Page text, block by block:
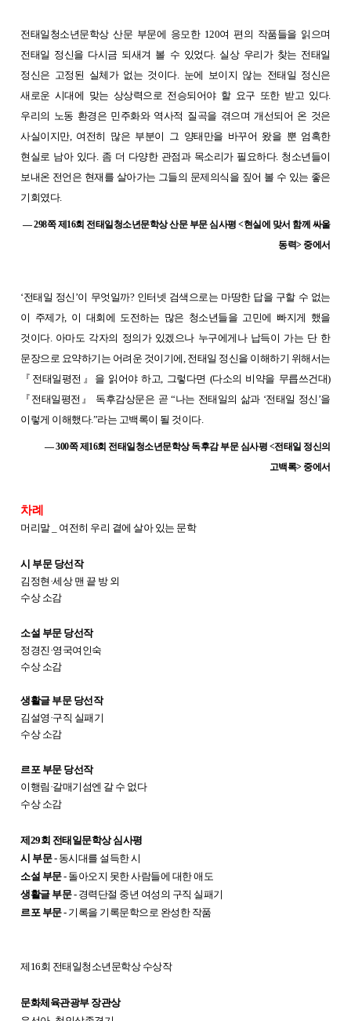
전태일청소년문학상 산문 부문에 응모한 120여 편의 작품들을 읽으며
전태일 정신을 다시금 되새겨 볼 수 있었다. 실상 우리가 찾는 전태일
정신은 고정된 실체가 없는 것이다. 눈에 보이지 않는 전태일 정신은
새로운 시대에 맞는 상상력으로 전승되어야 할 요구 또한 받고 있다.
우리의 노동 환경은 민주화와 역사적 질곡을 겪으며 개선되어 온 것은
사실이지만, 여전히 많은 부분이 그 양태만을 바꾸어 왔을 뿐 엄혹한
현실로 남아 있다. 좀 더 다양한 관점과 목소리가 필요하다. 청소년들이
보내온 전언은 현재를 살아가는 그들의 문제의식을 짚어 볼 수 있는 좋은
기회였다.
— 298쪽 제16회 전태일청소년문학상 산문 부문 심사평 <현실에 맞서 함께 싸울
동력> 중에서
‘전태일 정신’이 무엇일까? 인터넷 검색으로는 마땅한 답을 구할 수 없는
이 주제가, 이 대회에 도전하는 많은 청소년들을 고민에 빠지게 했을
것이다. 아마도 각자의 정의가 있겠으나 누구에게나 납득이 가는 단 한
문장으로 요약하기는 어려운 것이기에, 전태일 정신을 이해하기 위해서는
『전태일평전』을 읽어야 하고, 그렇다면 (다소의 비약을 무릅쓰건대)
『전태일평전』 독후감상문은 곧 “나는 전태일의 삶과 ‘전태일 정신’을
이렇게 이해했다.”라는 고백록이 될 것이다.
— 300쪽 제16회 전태일청소년문학상 독후감 부문 심사평 <전태일 정신의
고백록> 중에서
차례
머리말 _ 여전히 우리 곁에 살아 있는 문학
시 부문 당선작
김정현·세상 맨 끝 방 외
수상 소감
소설 부문 당선작
정경진·영국여인숙
수상 소감
생활글 부문 당선작
김설영·구직 실패기
수상 소감
르포 부문 당선작
이행림·갈매기섬엔 갈 수 없다
수상 소감
제29회 전태일문학상 심사평
시 부문- 동시대를 설득한 시
소설 부문- 돌아오지 못한 사람들에 대한 애도
생활글 부문- 경력단절 중년 여성의 구직 실패기
르포 부문- 기록을 기록문학으로 완성한 작품
제16회 전태일청소년문학상 수상작
문화체육관광부 장관상